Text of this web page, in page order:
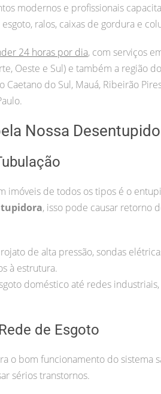
modernos e profissionais
ralos, caixas de gordura e
24 horas por dia, com serviços
Oeste e Sul) e também a região
Caetano do Sul, Mauá, Ribeirão
Nossa
imóveis de todos os tipos é o
, isso pode causar retorno
de alta pressão, sondas
à estrutura.
doméstico até redes
de Esgoto
o bom funcionamento do sistema
sérios transtornos.